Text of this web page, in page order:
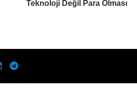
Teknoloji Değil Para Olması